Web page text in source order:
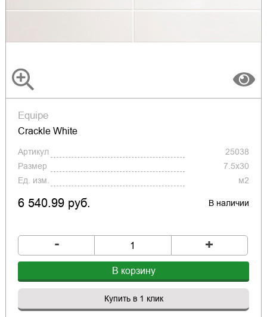
Equipe
Crackle White
Артикул
25038
Размер
7.5x30
Ед. изм.
м2
6 540.99 руб. В наличии
- +
В корзину
Купить в 1 клик